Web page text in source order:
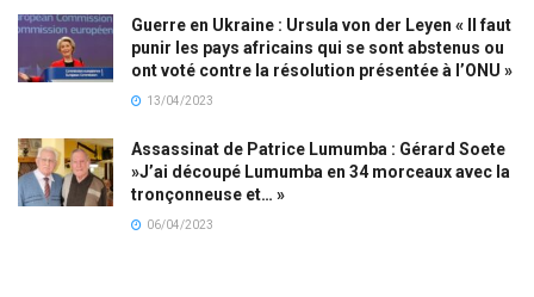
Guerre en Ukraine : Ursula von der Leyen « Il faut
punir les pays africains qui se sont abstenus ou
ont voté contre la résolution présentée à l’ONU »
13/04/2023
Assassinat de Patrice Lumumba : Gérard Soete
»J’ai découpé Lumumba en 34 morceaux avec la
tronçonneuse et… »
06/04/2023